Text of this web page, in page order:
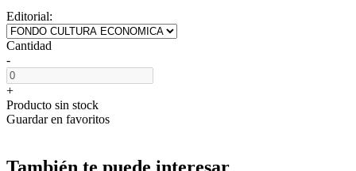
Editorial:
Cantidad
-
+
Producto sin stock
Guardar en favoritos
También te puede interesar